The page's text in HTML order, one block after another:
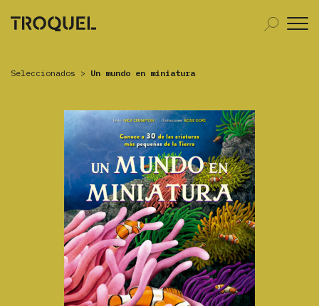
Seleccionados > Un mundo en miniatura